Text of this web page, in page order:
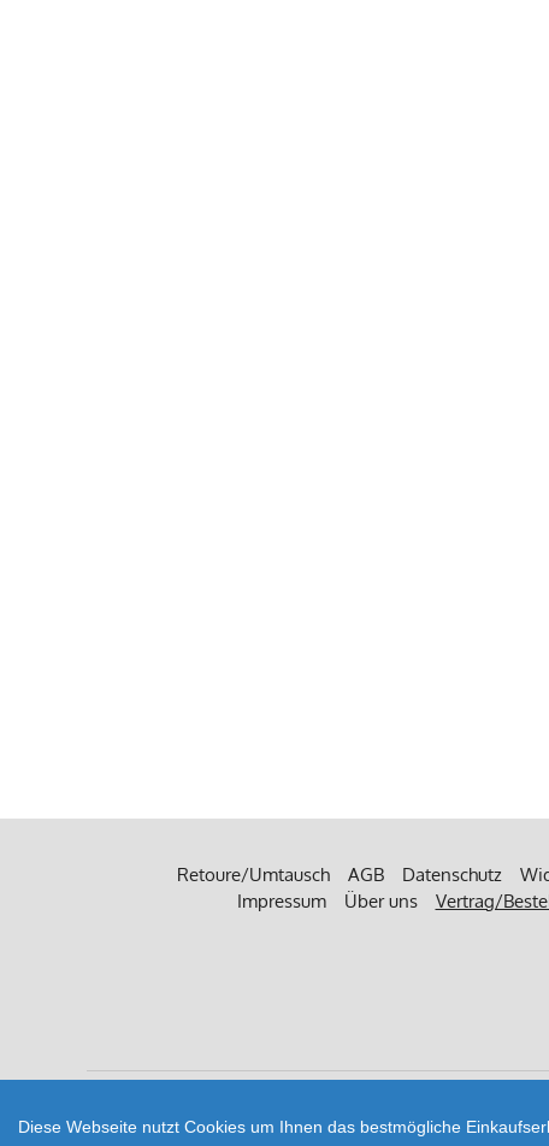
Retoure/Umtausch AGB Datenschutz
Impressum
Über uns Vertrag/
Zahlungsarten
Diese Webseite nutzt Cookies um Ihnen das bestmögliche